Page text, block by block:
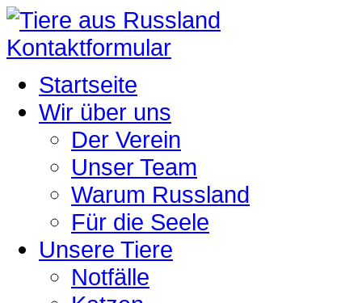
Kontaktformular
Startseite
Wir über uns
Der Verein
Unser Team
Warum Russland
Für die Seele
Unsere Tiere
Notfälle